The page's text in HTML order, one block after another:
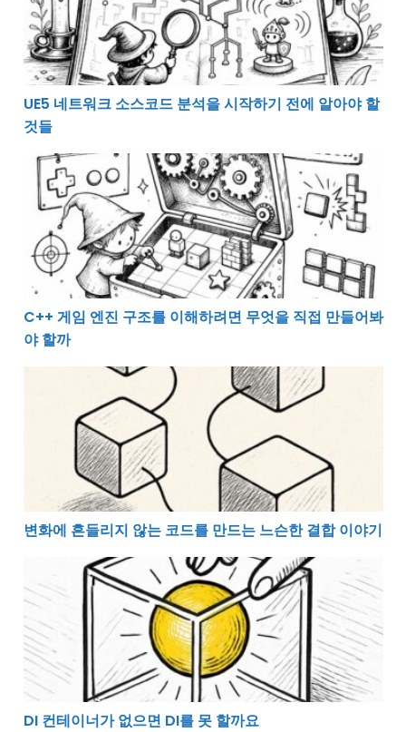
UE5 네트워크 소스코드 분석을 시작하기 전에 알아야 할
것들
C++ 게임 엔진 구조를 이해하려면 무엇을 직접 만들어봐
C++ 게임 엔진 구조를 이해하려면 무엇을 직접 만들어봐
야 할까
변화에 흔들리지 않는 코드를 만드는 느슨한 결합 이야기
변화에 흔들리지 않는 코드를 만드는 느슨한 결합 이야기
DI 컨테이너가 없으면 DI를 못 할까요
DI 컨테이너가 없으면 DI를 못 할까요